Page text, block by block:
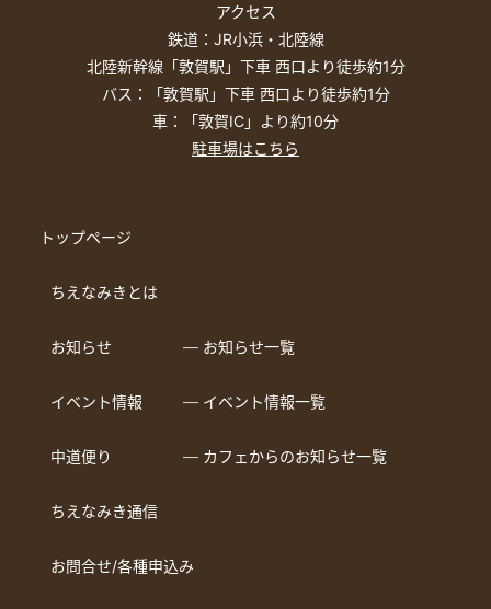
アクセス
鉄道：JR小浜・北陸線
北陸新幹線「敦賀駅」下車 西口より徒歩約1分
バス：「敦賀駅」下車 西口より徒歩約1分
車：「敦賀IC」より約10分
駐車場はこちら
トップページ
ちえなみきとは
お知らせ ― お知らせ一覧
イベント情報 ― イベント情報一覧
中道便り ― カフェからのお知らせ一覧
ちえなみき通信
お問合せ/各種申込み